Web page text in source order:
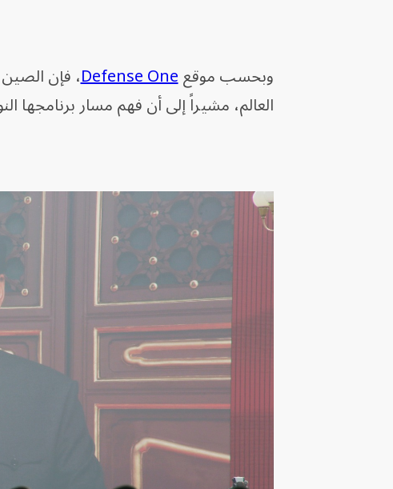
وبحسب موقعDefense One، فإن
العالم، مشيراً إلى أن فهم مسار برنامجها